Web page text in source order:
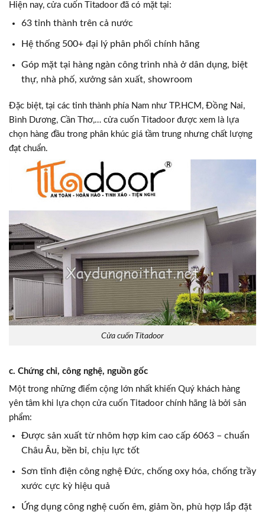
Hiện nay, cửa cuốn Titadoor đã có mặt tại:
63 tỉnh thành trên cả nước
Hệ thống 500+ đại lý phân phối chính hãng
Góp mặt tại hàng ngàn công trình nhà ở dân dụng, biệt
thự, nhà phố, xưởng sản xuất, showroom
Đặc biệt, tại các tỉnh thành phía Nam như TP.HCM, Đồng Nai,
Bình Dương, Cần Thơ,… cửa cuốn Titadoor được xem là lựa
chọn hàng đầu trong phân khúc giá tầm trung nhưng chất lượng
đạt chuẩn.
Cửa cuốn Titadoor
c. Chứng chỉ, công nghệ, nguồn gốc
Một trong những điểm cộng lớn nhất khiến Quý khách hàng
yên tâm khi lựa chọn cửa cuốn Titadoor chính hãng là bởi sản
phẩm:
Được sản xuất từ nhôm hợp kim cao cấp 6063 – chuẩn
Châu Âu, bền bỉ, chịu lực tốt
Sơn tĩnh điện công nghệ Đức, chống oxy hóa, chống trầy
xước cực kỳ hiệu quả
Ứng dụng công nghệ cuốn êm, giảm ồn, phù hợp lắp đặt